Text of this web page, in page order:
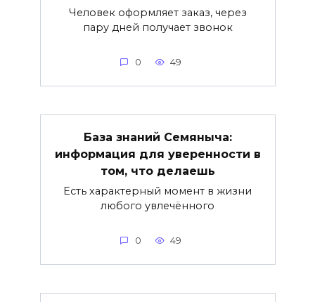
Человек оформляет заказ, через
пару дней получает звонок
0 49
База знаний Семяныча:
информация для уверенности в
том, что делаешь
Есть характерный момент в жизни
любого увлечённого
0 49